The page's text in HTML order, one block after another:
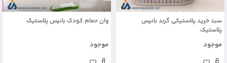
سبد خرید پلاستیکی گرند بانیس
پلاستیک
موجود
وان حمام کودک بانیس پلاستیک
موجود